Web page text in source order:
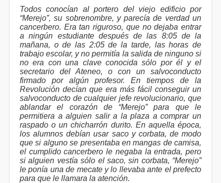
Todos conocían al portero del viejo edificio por
“Merejo”, su sobrenombre, y parecía de verdad un
cancerbero. Era tan riguroso, que no dejaba entrar
a ningún estudiante después de las 8:05 de la
mañana, o de las 2:05 de la tarde, las horas de
trabajo escolar, y no permitía la salida de ninguno si
no era con una clave conocida sólo por él y el
secretario del Ateneo, o con un salvoconducto
firmado por algún profesor. En tiempos de la
Revolución decían que era más fácil conseguir un
salvoconducto de cualquier jefe revolucionario, que
ablandar el corazón de “Merejo” para que le
permitiera a alguien salir a la plaza a comprar un
raspado o un chicharrón durito. En aquella época,
los alumnos debían usar saco y corbata, de modo
que si alguno se presentaba en mangas de camisa,
el cumplido cancerbero le negaba la entrada, pero
si alguien vestía sólo el saco, sin corbata, “Merejo”
le ponía una de mecate y lo llevaba ante el prefecto
para que le llamara la atención.